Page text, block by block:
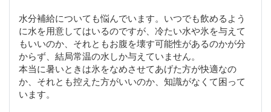
水分補給についても悩んでいます。いつでも飲めるよう
に水を用意してはいるのですが、冷たい水や氷を与えて
もいいのか、それともお腹を壊す可能性があるのかが分
からず、結局常温の水しか与えていません。
本当に暑いときは氷をなめさせてあげた方が快適なの
か、それとも控えた方がいいのか、知識がなくて困って
います。